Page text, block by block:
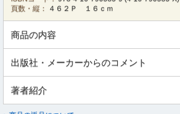
頁数・縦：
４６２Ｐ １６ｃｍ
商品の内容
出版社・メーカーからのコメント
著者紹介